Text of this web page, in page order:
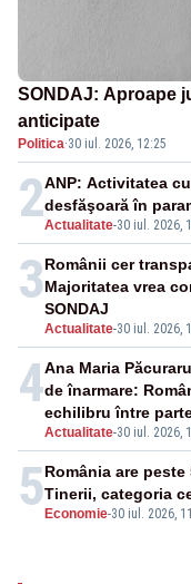
SONDAJ: Aproape
anticipate
Politica·30 iul. 2026, 12:25
2Actualitate-30 iul. 2026,
ANP: Activitatea
desfăşoară în
3
Actualitate-30 iul. 2026,
Românii cer
Majoritatea vrea
SONDAJ
4
Actualitate-30 iul. 2026,
Ana Maria
de înarmare:
echilibru între
5 Economie-30 iul. 2026,
România are
Tinerii, categoria